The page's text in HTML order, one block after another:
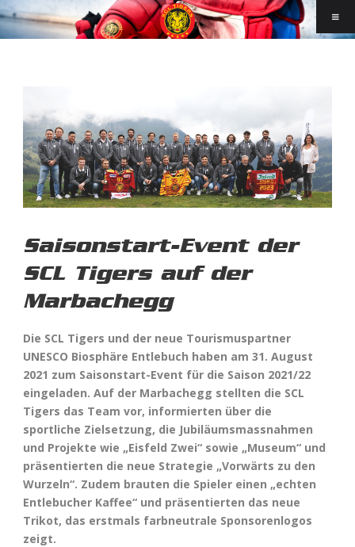
Saisonstart-Event der
SCL Tigers auf der
Marbachegg
Die SCL Tigers und der neue Tourismuspartner
UNESCO Biosphäre Entlebuch haben am 31. August
2021 zum Saisonstart-Event für die Saison 2021/22
eingeladen. Auf der Marbachegg stellten die SCL
Tigers das Team vor, informierten über die
sportliche Zielsetzung, die Jubiläumsmassnahmen
und Projekte wie „Eisfeld Zwei“ sowie „Museum“ und
präsentierten die neue Strategie „Vorwärts zu den
Wurzeln“. Zudem brauten die Spieler einen „echten
Entlebucher Kaffee“ und präsentierten das neue
Trikot, das erstmals farbneutrale Sponsorenlogos
zeigt.